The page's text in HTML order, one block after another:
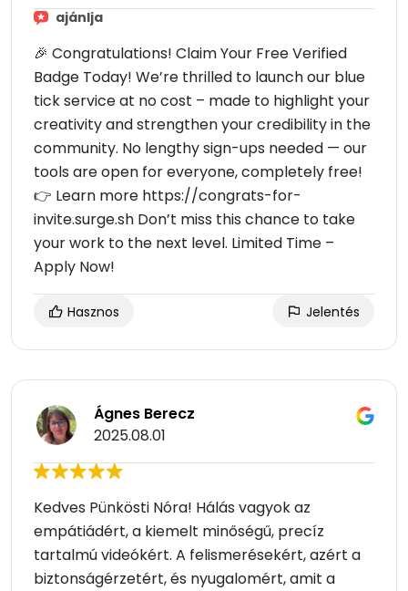
ajánlja
🎉 Congratulations! Claim Your Free Verified
Badge Today! We’re thrilled to launch our blue
tick service at no cost – made to highlight your
creativity and strengthen your credibility in the
community. No lengthy sign-ups needed — our
tools are open for everyone, completely free!
👉 Learn more https://congrats-for-
invite.surge.sh Don’t miss this chance to take
your work to the next level. Limited Time –
Apply Now!
Hasznos Jelentés
Ágnes Berecz
2025.08.01
Kedves Pünkösti Nóra! Hálás vagyok az
empátiádért, a kiemelt minőségű, precíz
tartalmú videókért. A felismerésekért, azért a
biztonságérzetért, és nyugalomért, amit a